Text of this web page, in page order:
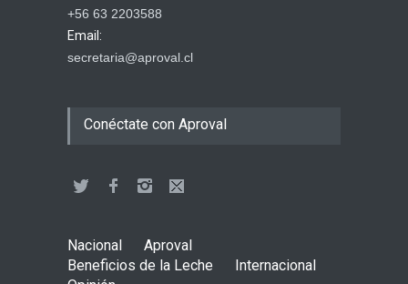
+56 63 2203588
Email:
secretaria@aproval.cl
Conéctate con Aproval
Nacional
Aproval
Beneficios de la Leche
Internacional